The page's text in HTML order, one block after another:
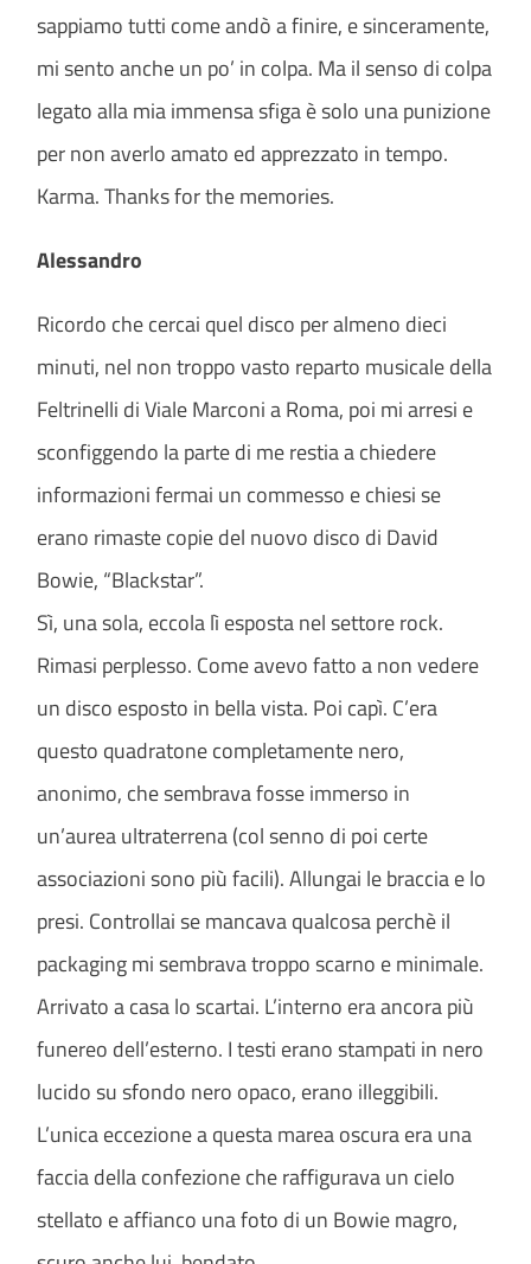
sappiamo tutti come andò a finire, e sinceramente,
mi sento anche un po’ in colpa. Ma il senso di colpa
legato alla mia immensa sfiga è solo una punizione
per non averlo amato ed apprezzato in tempo.
Karma. Thanks for the memories.
Alessandro
Ricordo che cercai quel disco per almeno dieci
minuti, nel non troppo vasto reparto musicale della
Feltrinelli di Viale Marconi a Roma, poi mi arresi e
sconfiggendo la parte di me restia a chiedere
informazioni fermai un commesso e chiesi se
erano rimaste copie del nuovo disco di David
Bowie, “Blackstar”.
Sì, una sola, eccola lì esposta nel settore rock.
Rimasi perplesso. Come avevo fatto a non vedere
un disco esposto in bella vista. Poi capì. C’era
questo quadratone completamente nero,
anonimo, che sembrava fosse immerso in
un’aurea ultraterrena (col senno di poi certe
associazioni sono più facili). Allungai le braccia e lo
presi. Controllai se mancava qualcosa perchè il
packaging mi sembrava troppo scarno e minimale.
Arrivato a casa lo scartai. L’interno era ancora più
funereo dell’esterno. I testi erano stampati in nero
lucido su sfondo nero opaco, erano illeggibili.
L’unica eccezione a questa marea oscura era una
faccia della confezione che raffigurava un cielo
stellato e affianco una foto di un Bowie magro,